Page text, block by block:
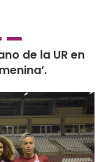
de la UR en